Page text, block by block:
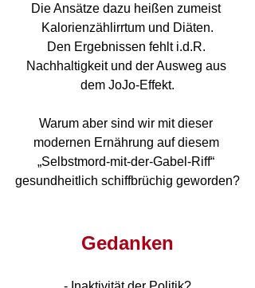
Die Ansätze dazu heißen zumeist
Kalorienzählirrtum und Diäten.
Den Ergebnissen fehlt i.d.R.
Nachhaltigkeit und der Ausweg aus
dem JoJo-Effekt.
Warum aber sind wir mit dieser
modernen Ernährung auf diesem
„Selbstmord-mit-der-Gabel-Riff“
gesundheitlich schiffbrüchig geworden?
Gedanken